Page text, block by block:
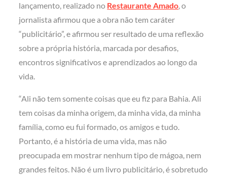
lançamento, realizado no Restaurante Amado, o
jornalista afirmou que a obra não tem caráter
“publicitário”, e afirmou ser resultado de uma reflexão
sobre a própria história, marcada por desafios,
encontros significativos e aprendizados ao longo da
vida.
“Ali não tem somente coisas que eu fiz para Bahia. Ali
tem coisas da minha origem, da minha vida, da minha
família, como eu fui formado, os amigos e tudo.
Portanto, é a história de uma vida, mas não
preocupada em mostrar nenhum tipo de mágoa, nem
grandes feitos. Não é um livro publicitário, é sobretudo